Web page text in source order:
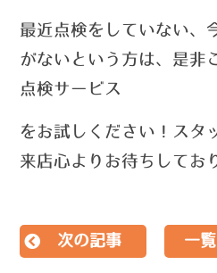
最近点検をしていない、
がないという方は、 是非
点検サービス
を お試しください！ スタ
来店心よりお待ちしてお
次の記事 一覧